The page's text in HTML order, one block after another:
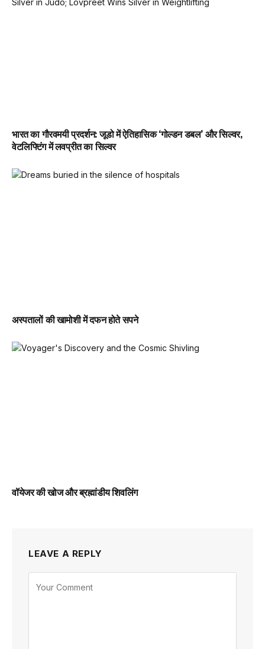
भारत का गौरवमयी प्रदर्शन: जूडो में ऐतिहासिक ‘गोल्डन डबल’ और सिल्वर,
वेटलिफ्टिंग में लवप्रीत का सिल्वर
अस्पतालों की खामोशी में दफन होते सपने
वॉयेजर की खोज और ब्रह्मांडीय शिवलिंग
LEAVE A REPLY